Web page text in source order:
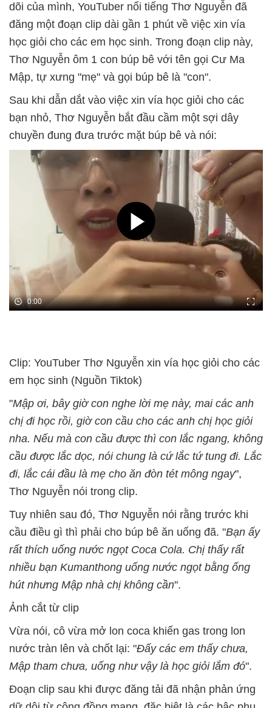
dõi của mình, YouTuber nổi tiếng Thơ Nguyễn đã
đăng một đoạn clip dài gần 1 phút về việc xin vía
học giỏi cho các em học sinh. Trong đoạn clip này,
Thơ Nguyễn ôm 1 con búp bê với tên gọi Cư Ma
Mập, tự xưng "mẹ" và gọi búp bê là "con".
Sau khi dẫn dắt vào việc xin vía học giỏi cho các
bạn nhỏ, Thơ Nguyễn bắt đầu cầm một sợi dây
chuyền đung đưa trước mặt búp bê và nói:
0:00
Clip: YouTuber Thơ Nguyễn xin vía học giỏi cho các
em học sinh (Nguồn Tiktok)
"Mập ơi, bây giờ con nghe lời mẹ này, mai các anh
chị đi học rồi, giờ con cầu cho các anh chị học giỏi
nha. Nếu mà con cầu được thì con lắc ngang, không
cầu được lắc dọc, nói chung là cứ lắc tứ tung đi. Lắc
đi, lắc cái đầu là mẹ cho ăn đòn tét mông ngay",
Thơ Nguyễn nói trong clip.
Tuy nhiên sau đó, Thơ Nguyễn nói rằng trước khi
cầu điều gì thì phải cho búp bê ăn uống đã. "Bạn ấy
rất thích uống nước ngọt Coca Cola. Chị thấy rất
nhiều bạn Kumanthong uống nước ngọt bằng ống
hút nhưng Mập nhà chị không cần".
Ảnh cắt từ clip
Vừa nói, cô vừa mở lon coca khiến gas trong lon
nước tràn lên và chốt lại: "Đấy các em thấy chưa,
Mập tham chưa, uống như vậy là học giỏi lắm đó".
Đoạn clip sau khi được đăng tải đã nhận phản ứng